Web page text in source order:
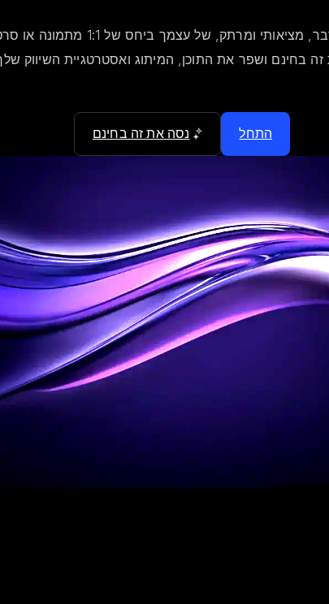
ומרתק, של עצמך ביחס של 1:1 מתמונה או סרטון בודדים.
בחינם ושפר את התוכן, המיתוג ואסטרטגיית השיווק
התחל נסה את זה בחינם